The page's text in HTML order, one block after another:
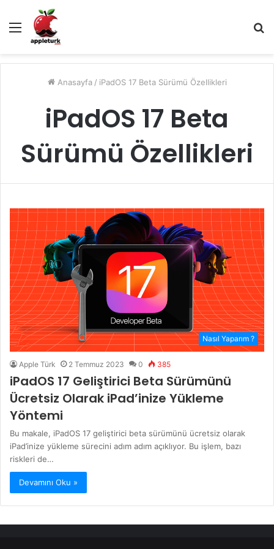
Menü
...
Anasayfa / iPadOS 17 Beta Sürümü Özellikleri
iPadOS 17 Beta
Sürümü Özellikleri
Nasıl Yaparım ?
Apple Türk 2 Temmuz 2023 0 385
iPadOS 17 Geliştirici Beta Sürümünü
Ücretsiz Olarak iPad’inize Yükleme
Yöntemi
Bu makale, iPadOS 17 geliştirici beta sürümünü ücretsiz olarak
iPad’inize yükleme sürecini adım adım açıklıyor. Bu işlem, bazı
riskleri de…
Devamını Oku »